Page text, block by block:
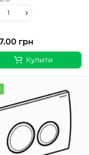
грн
Купити